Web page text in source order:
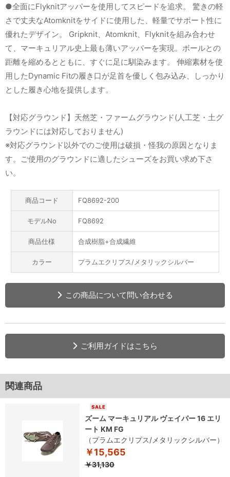
●全面にFlyknitアッパーを使用してスピードを追求。 驚きの軽
さで丈夫なAtomknitをサイドに使用した、軽量でサポート性に
優れたデザイン。 Gripknit、Atomknit、Flyknitを組み合わせ
て、マーキュリアル史上最も薄いアッパーを実現。ボールとの
距離を縮めるとともに、すぐに足に馴染みます。 伸縮素材を使
用したDynamic Fitの履き口が足首を優しく包み込み、しっかり
とした履き心地を提供します。
【対応グラウンド】天然芝・ファームグラウンド(人工芝・土グ
ラウンドには対応しておりません)
※対応グラウンド以外でのご使用は破損・怪我の原因となりま
す。ご使用のグラウンドに適したシューズをお買い求め下さ
い。
商品コード FQ8692-200
モデルNo FQ8692
商品仕様 合成樹脂+合成繊維
カラー プラムエクリプス/メタリックシルバー
この商品について問い合わせる
ご利用ガイドはこちら
関連商品
ズーム マーキュリアル ヴェイパー 16 エリ
ート KM FG
（プラムエクリプス/メタリックシルバー）
￥15,565
￥31,130